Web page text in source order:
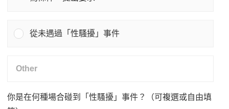
從未遇過「性騷擾」事件
你是在何種場合碰到「性騷擾」事件？（可複選或自由填